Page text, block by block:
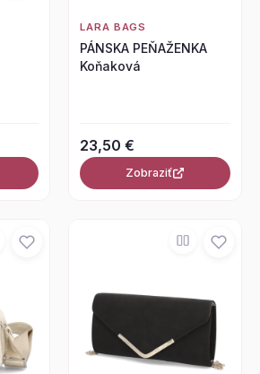
LARA BAGS
PÁNSKA PEŇAŽENKA
Koňaková
23,50 €
Zobraziť